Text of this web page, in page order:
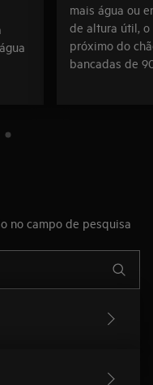
mais água ou
de altura útil,
próximo do
bancadas de
no campo de pesquisa